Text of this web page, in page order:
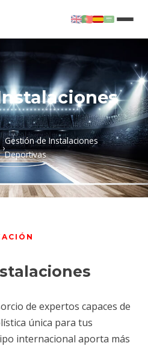
›
Gestión de Instalaciones
Deportivas
de expertos capaces de
única para tus
internacional aporta más